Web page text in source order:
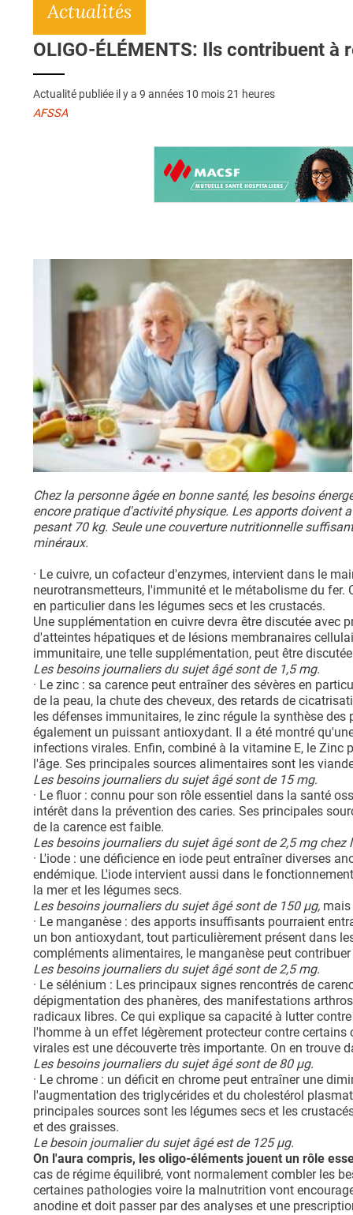
Actualités
OLIGO-ÉLÉMENTS: Ils contribuent
Actualité publiée il y a 9 années 10 mois 21 heures
AFSSA
Chez la personne âgée en bonne santé, les besoins
encore pratique d'activité physique. Les apports doivent
pesant 70 kg. Seule une couverture nutritionnelle
minéraux.
· Le cuivre, un cofacteur d'enzymes, intervient dans le
neurotransmetteurs, l'immunité et le métabolisme du
en particulier dans les légumes secs et les crustacés.
Une supplémentation en cuivre devra être discutée avec
d'atteintes hépatiques et de lésions membranaires
immunitaire, une telle supplémentation, peut être
Les besoins journaliers du sujet âgé sont de 1,5 mg.
· Le zinc : sa carence peut entraîner des sévères en
de la peau, la chute des cheveux, des retards de
les défenses immunitaires, le zinc régule la synthèse
également un puissant antioxydant. Il a été montré
infections virales. Enfin, combiné à la vitamine E, le Zinc
l'âge. Ses principales sources alimentaires sont les
Les besoins journaliers du sujet âgé sont de 15 mg.
· Le fluor : connu pour son rôle essentiel dans la santé
intérêt dans la prévention des caries. Ses principales
de la carence est faible.
Les besoins journaliers du sujet âgé sont de 2,5 mg
· L'iode : une déficience en iode peut entraîner diverses
endémique. L'iode intervient aussi dans le
la mer et les légumes secs.
Les besoins journaliers du sujet âgé sont de 150 µg, mais
· Le manganèse : des apports insuffisants pourraient
un bon antioxydant, tout particulièrement présent dans
compléments alimentaires, le manganèse peut
Les besoins journaliers du sujet âgé sont de 2,5 mg.
· Le sélénium : Les principaux signes rencontrés de
dépigmentation des phanères, des manifestations
radicaux libres. Ce qui explique sa capacité à lutter
l'homme à un effet légèrement protecteur contre
virales est une découverte très importante. On en trouve
Les besoins journaliers du sujet âgé sont de 80 µg.
· Le chrome : un déficit en chrome peut entraîner une
l'augmentation des triglycérides et du cholestérol
principales sources sont les légumes secs et les
et des graisses.
Le besoin journalier du sujet âgé est de 125 µg.
On l'aura compris, les oligo-éléments jouent un rôle
cas de régime équilibré, vont normalement combler les
certaines pathologies voire la malnutrition vont
anodine et doit passer par des analyses et une